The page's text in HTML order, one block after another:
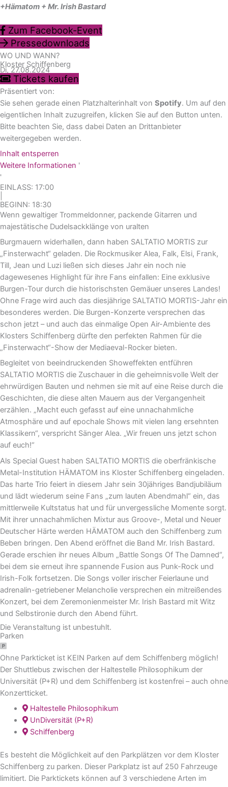
+Hämatom + Mr. Irish Bastard
Zum Facebook-Event
Pressedownloads
WO UND WANN?
Kloster Schiffenberg
Di, 27.08.2024
Tickets kaufen
Präsentiert von:
Sie sehen gerade einen Platzhalterinhalt von Spotify. Um auf den
eigentlichen Inhalt zuzugreifen, klicken Sie auf den Button unten.
Bitte beachten Sie, dass dabei Daten an Drittanbieter
weitergegeben werden.
Inhalt entsperren
Weitere Informationen '
'
EINLASS: 17:00
BEGINN: 18:30
Wenn gewaltiger Trommeldonner, packende Gitarren und
majestätische Dudelsackklänge von uralten
Burgmauern widerhallen, dann haben SALTATIO MORTIS zur
„Finsterwacht“ geladen. Die Rockmusiker Alea, Falk, Elsi, Frank,
Till, Jean und Luzi ließen sich dieses Jahr ein noch nie
dagewesenes Highlight für ihre Fans einfallen: Eine exklusive
Burgen-Tour durch die historischsten Gemäuer unseres Landes!
Ohne Frage wird auch das diesjährige SALTATIO MORTIS-Jahr ein
besonderes werden. Die Burgen-Konzerte versprechen das
schon jetzt – und auch das einmalige Open Air-Ambiente des
Klosters Schiffenberg dürfte den perfekten Rahmen für die
„Finsterwacht“-Show der Mediaeval-Rocker bieten.
Begleitet von beeindruckenden Showeffekten entführen
SALTATIO MORTIS die Zuschauer in die geheimnisvolle Welt der
ehrwürdigen Bauten und nehmen sie mit auf eine Reise durch die
Geschichten, die diese alten Mauern aus der Vergangenheit
erzählen. „Macht euch gefasst auf eine unnachahmliche
Atmosphäre und auf epochale Shows mit vielen lang ersehnten
Klassikern“, verspricht Sänger Alea. „Wir freuen uns jetzt schon
auf euch!“
Als Special Guest haben SALTATIO MORTIS die oberfränkische
Metal-Institution HÄMATOM ins Kloster Schiffenberg eingeladen.
Das harte Trio feiert in diesem Jahr sein 30jähriges Bandjubiläum
und lädt wiederum seine Fans „zum lauten Abendmahl“ ein, das
mittlerweile Kultstatus hat und für unvergessliche Momente sorgt.
Mit ihrer unnachahmlichen Mixtur aus Groove-, Metal und Neuer
Deutscher Härte werden HÄMATOM auch den Schiffenberg zum
Beben bringen. Den Abend eröffnet die Band Mr. Irish Bastard.
Gerade erschien ihr neues Album „Battle Songs Of The Damned“,
bei dem sie erneut ihre spannende Fusion aus Punk-Rock und
Irish-Folk fortsetzen. Die Songs voller irischer Feierlaune und
adrenalin-getriebener Melancholie versprechen ein mitreißendes
Konzert, bei dem Zeremonienmeister Mr. Irish Bastard mit Witz
und Selbstironie durch den Abend führt.
Die Veranstaltung ist unbestuhlt.
Parken
Ohne Parkticket ist KEIN Parken auf dem Schiffenberg möglich!
Der Shuttlebus zwischen der Haltestelle Philosophikum der
Universität (P+R) und dem Schiffenberg ist kostenfrei – auch ohne
Konzertticket.
Haltestelle Philosophikum
UnDiversität (P+R)
Schiffenberg
Es besteht die Möglichkeit auf den Parkplätzen vor dem Kloster
Schiffenberg zu parken. Dieser Parkplatz ist auf 250 Fahrzeuge
limitiert. Die Parktickets können auf 3 verschiedene Arten im